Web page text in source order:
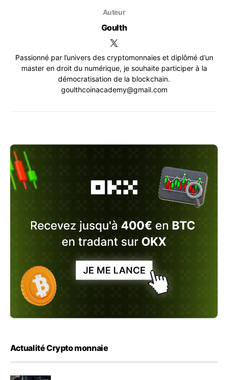
Auteur
Goulth
Passionné par l’univers des cryptomonnaies et diplômé d’un
master en droit du numérique, je souhaite participer à la
démocratisation de la blockchain.
goulthcoinacademy@gmail.com
Actualité Crypto monnaie